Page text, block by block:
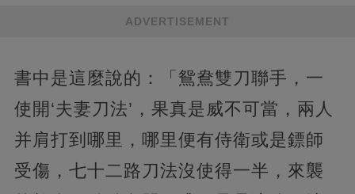
ADVERTISEMENT
書中是這麼說的：「鴛鴦雙刀聯手，一
使開‘夫妻刀法’，果真是威不可當，兩人
并肩打到哪里，哪里便有侍衛或是鏢師
受傷，七十二路刀法沒使得一半，來襲